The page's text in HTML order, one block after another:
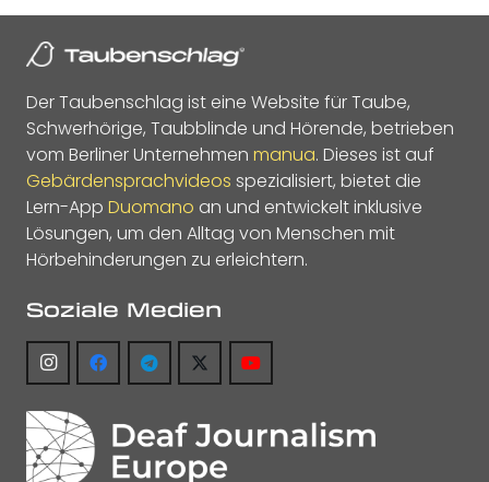
Der Taubenschlag ist eine Website für Taube,
Schwerhörige, Taubblinde und Hörende, betrieben
vom Berliner Unternehmen manua. Dieses ist auf
Gebärdensprachvideos spezialisiert, bietet die
Lern-App Duomano an und entwickelt inklusive
Lösungen, um den Alltag von Menschen mit
Hörbehinderungen zu erleichtern.
Soziale Medien